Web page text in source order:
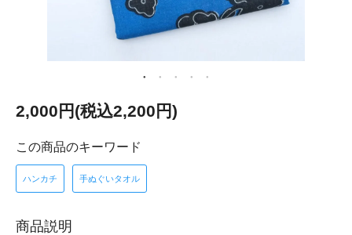
2,000円(税込2,200円)
この商品のキーワード
ハンカチ 手ぬぐいタオル
商品説明